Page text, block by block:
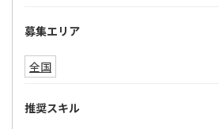
募集エリア
全国
推奨スキル